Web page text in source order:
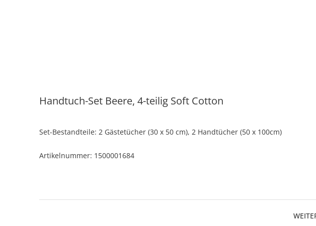
Handtuch-Set Beere, 4-teilig Soft Cotton
Set-Bestandteile: 2 Gästetücher (30 x 50 cm), 2 Handtücher (50 x 100cm)
Artikelnummer: 1500001684